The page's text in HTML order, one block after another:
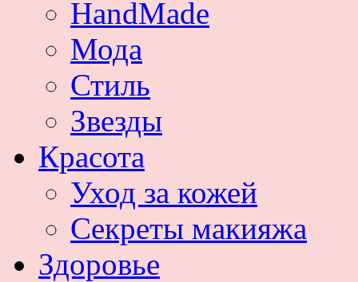
HandMade
Мода
Стиль
Звезды
Красота
Уход за кожей
Секреты макияжа
Здоровье